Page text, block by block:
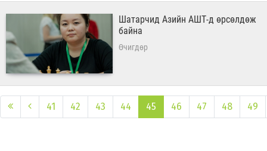
Шатарчид Азийн АШТ-д өрсөлдөж
байна
Өчигдөр
41 42 43 44 45 46 47 48 49